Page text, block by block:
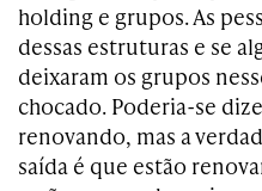
holding e grupos. As
dessas estruturas e se
deixaram os grupos
chocado. Poderia-se
renovando, mas a
saída é que estão